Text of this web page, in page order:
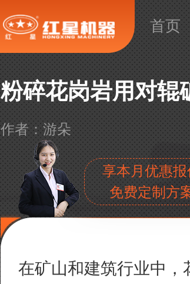
首页
粉碎花岗岩用对辊
作者：游朵
享本月优惠报
免费定制方
在矿山和建筑行业中，